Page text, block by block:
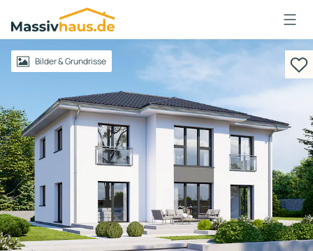
Massivhaus
Logo
AnmeldenBilder & Grundrisse